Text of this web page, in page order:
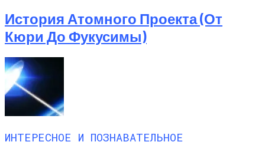
История Атомного Проекта (от
Кюри До Фукусимы)
ИНТЕРЕСНОЕ И ПОЗНАВАТЕЛЬНОЕ